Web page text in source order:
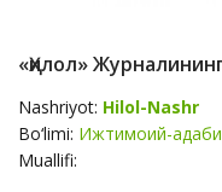
«Ҳилол»
Nashriyot: Hilol-Nashr
Bo‘limi: Ижтимоий-
Muallifi: